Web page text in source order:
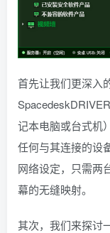
首先让我们更深入
记本电脑或台式机
任何与其连接的设
网络设定，只需两
幕的无缝映射。
其次，我们来探讨